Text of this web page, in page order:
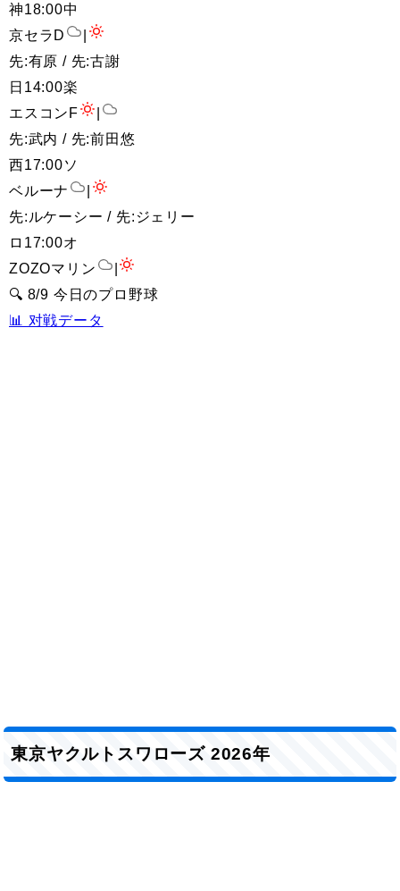
神18:00中
京セラD
先:有原 / 先:古謝
日 14:00楽
エスコンF
先:武内 / 先:前田悠
西17:00ソ
ベルーナ
先:ルケーシー / 先:ジェリー
ロ 17:00オ
ZOZOマリン
🔍 8/9 今日のプロ野球
📊 对戦データ
東京ヤクルトスワローズ 2026年